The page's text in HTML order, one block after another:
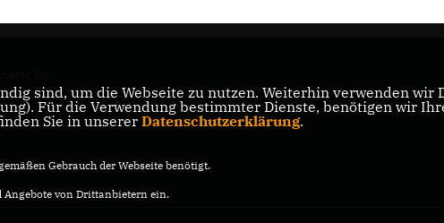
für
sind, um die Webseite zu nutzen. Weiterhin verwenden
Für die Verwendung bestimmter Dienste, benötigen wir
Sie in unserer Datenschutzerklärung.
Gebrauch der Webseite benötigt.
von Drittanbietern ein.